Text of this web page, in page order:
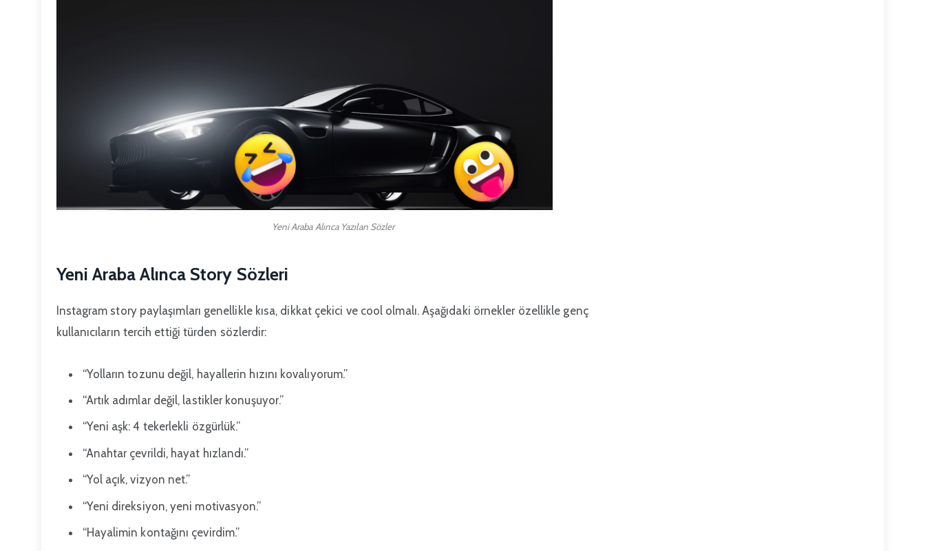
Yeni Araba Alınca Yazılan Sözler
Yeni Araba Alınca Story Sözleri
Instagram story paylaşımları genellikle kısa, dikkat çekici ve cool olmalı. Aşağıdaki örnekler özellikle genç
kullanıcıların tercih ettiği türden sözlerdir:
“Yolların tozunu değil, hayallerin hızını kovalıyorum.”
“Artık adımlar değil, lastikler konuşuyor.”
“Yeni aşk: 4 tekerlekli özgürlük.”
“Anahtar çevrildi, hayat hızlandı.”
“Yol açık, vizyon net.”
“Yeni direksiyon, yeni motivasyon.”
“Hayalimin kontağını çevirdim.”